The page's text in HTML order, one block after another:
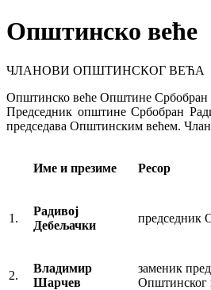
Општинско веће
ЧЛАНОВИ ОПШТИНСКОГ ВЕЋА
Општинско веће Општине Србобран
Председник општине Србобран
председава Општинским већем.
Име и презиме Ресор
1.
Радивој
Дебељачки
председник
2.
Владимир
Шарчев
заменик
Општинског